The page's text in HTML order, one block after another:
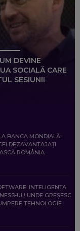
DEVINE
SOCIALĂ CARE
SESIUNII
BANCA MONDIALĂ:
DEZAVANTAJAȚI
ROMÂNIA
INTELIGENȚA
UL! UNDE GREȘESC
TEHNOLOGIE